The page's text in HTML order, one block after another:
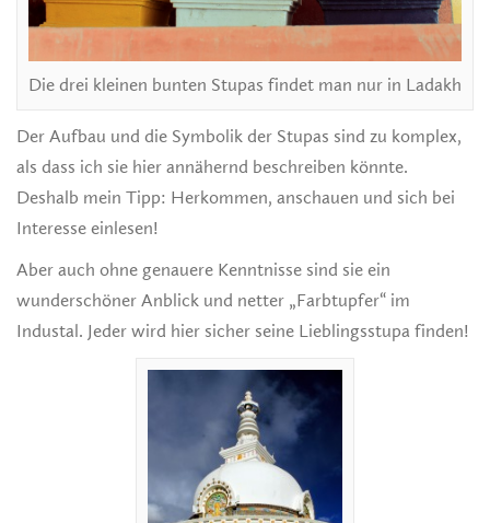
Die drei kleinen bunten Stupas findet man nur in Ladakh
Der Aufbau und die Symbolik der Stupas sind zu komplex,
als dass ich sie hier annähernd beschreiben könnte.
Deshalb mein Tipp: Herkommen, anschauen und sich bei
Interesse einlesen!
Aber auch ohne genauere Kenntnisse sind sie ein
wunderschöner Anblick und netter „Farbtupfer“ im
Industal. Jeder wird hier sicher seine Lieblingsstupa finden!